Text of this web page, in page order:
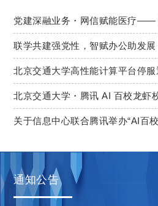
党建深融业务・网信赋能医疗—— 校医院、信息中心党支
联学共建强党性，智赋办公助发展 —信息中心党支部与外联处校友会基金会联合党支
北京交通大学高性能计算平台停服
北京交通大学・腾讯 AI 百校龙虾校
关于信息中心联合腾讯举办“AI百校龙虾校园
通知公告